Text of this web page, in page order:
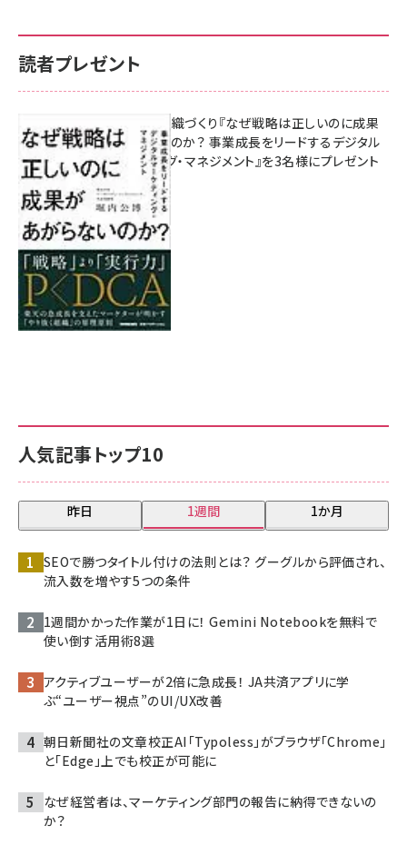
人気記事トップ10
昨日 1週間 1か月
SEOで勝つタイトル付けの法則とは？ グーグルから評価され、
流入数を増やす5つの条件
1週間かかった作業が1日に！ Gemini Notebookを無料で
使い倒す活用術8選
アクティブユーザーが2倍に急成長！ JA共済アプリに学
ぶ“ユーザー視点”のUI/UX改善
朝日新聞社の文章校正AI「Typoless」がブラウザ「Chrome」
と「Edge」上でも校正が可能に
なぜ経営者は、マーケティング部門の報告に納得できないの
か？
読者プレゼント
成果を生む組織づくり『なぜ戦略は正しいのに成果
があがらないのか？ 事業成長をリードするデジタル
マーケティング・マネジメント』を3名様にプレゼント
8月7日 10:00